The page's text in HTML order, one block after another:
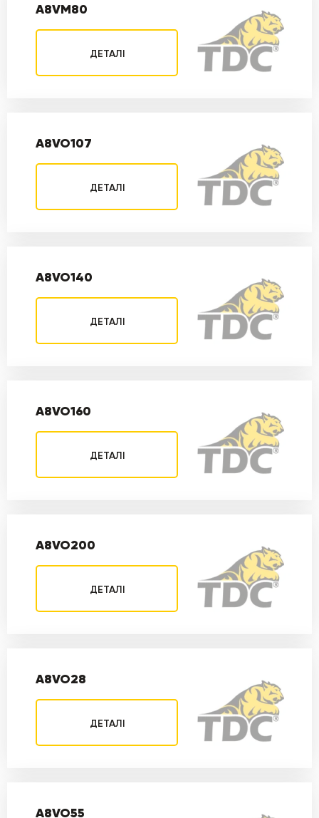
A8VM80
ДЕТАЛІ
A8VO107
ДЕТАЛІ
A8VO140
ДЕТАЛІ
A8VO160
ДЕТАЛІ
A8VO200
ДЕТАЛІ
A8VO28
ДЕТАЛІ
A8VO55